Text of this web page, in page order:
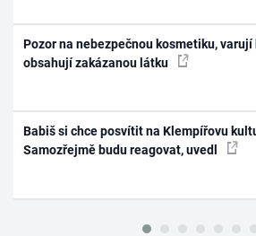
Pozor na nebezpečnou kosmetiku,
obsahují zakázanou látku
Babiš si chce posvítit na Klempířovu
Samozřejmě budu reagovat, uvedl